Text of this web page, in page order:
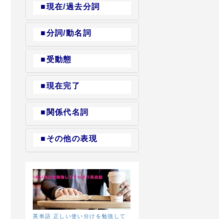
■現在/過去分詞
■分詞/動名詞
■受動態
■現在完了
■関係代名詞
■その他の表現
英単語 正しい使い分けを勉強して